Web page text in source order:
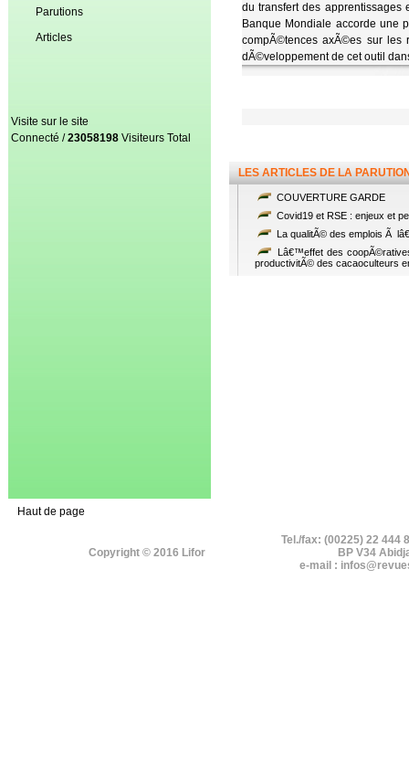
Parutions
Articles
Visite sur le site
Connecté /23058198Visiteurs Total
du transfert des
Banque Mondiale accorde
compÃ©tences axÃ©es sur les
dÃ©veloppement de cet outil
LES ARTICLES DE LA
COUVERTURE GARDE
Covid19 et RSE : enjeux et
La qualitÃ© des emplois Ã
Lâ€™effet des
productivitÃ© des cacaoculteurs
Haut de page
Copyright © 2016 Lifor
Tel./fax: (00225) 22 444
BP V34
e-mail :